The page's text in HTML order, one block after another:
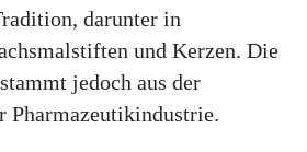
darunter in
und Kerzen. Die
jedoch aus der
Pharmazeutikindustrie.